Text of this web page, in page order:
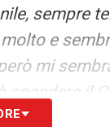
sempre
e
mi
spendere il